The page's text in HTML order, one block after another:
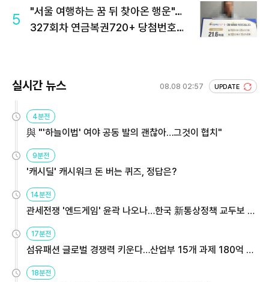
5
"서울 여행하는 꿈 뒤 찾아온 행운"…
327회차 연금복권720+ 당첨번호조
실시간 뉴스 08.08 02:57 UPDATE
4분전
與 "'하늘이법' 여야 공동 발의 괜찮아…그것이 협치"
9분전
'캐시딜' 캐시워크 돈 버는 퀴즈, 정답은?
14분전
관세전쟁 '엔드게임' 윤곽 나오나…한국 新통상정책 교두보 활
용해야
17분전
섬유패션 글로벌 경쟁력 키운다…산업부 15개 과제 180억 지
원
18분전